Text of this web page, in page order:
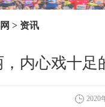
> 资讯
内心戏十足
2020